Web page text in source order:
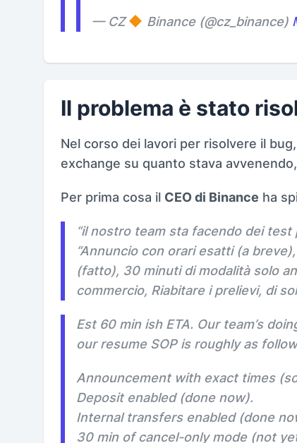
— CZ Binance (@cz_binance)
Il problema è stato
Nel corso dei lavori per risolvere il bug,
exchange su quanto stava
Per prima cosa il CEO di Binance ha
“il nostro team sta facendo dei test
“Annuncio con orari esatti (a
(fatto), 30 minuti di modalità solo
commercio, Riabitare i prelievi, di
Est 60 min ish ETA. Our team’s
our resume SOP is roughly as
Announcement with exact times
Deposit enabled (done now).
Internal transfers enabled (done
30 min of cancel-only mode (not